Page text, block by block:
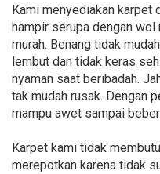
Kami menyediakan karpet
hampir serupa dengan
murah. Benang tidak
lembut dan tidak keras
nyaman saat beribadah.
tak mudah rusak. Dengan
mampu awet sampai
Karpet kami tidak
merepotkan karena tidak